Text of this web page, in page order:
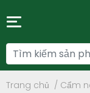
Trang chủ / Cẩm